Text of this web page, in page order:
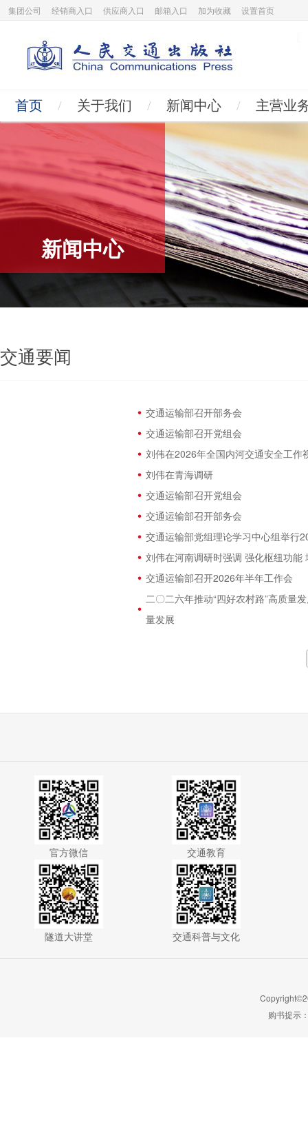
集团公司 经销商入口 供应商入口 邮箱入口 加为收藏 设置首页
首页 / 关于我们 / 新闻中心 / 主营业
新闻中心
交通要闻
交通运输部召开部务会
交通运输部召开党组会
刘伟在2026年全国内河交通安全工
刘伟在青海调研
交通运输部召开党组会
交通运输部召开部务会
交通运输部党组理论学习中心组举行
刘伟在河南调研时强调 强化枢纽功能
交通运输部召开2026年半年工作会
二〇二六年推动“四好农村路”高质量
量发展
官方微信 交通教育
隧道大讲堂 交通科普与文化
购书提示